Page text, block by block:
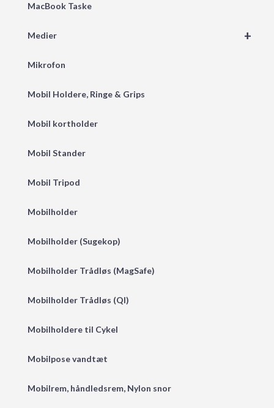
MacBook Taske
+
Medier
Mikrofon
Mobil Holdere, Ringe & Grips
Mobil kortholder
Mobil Stander
Mobil Tripod
Mobilholder
Mobilholder (Sugekop)
Mobilholder Trådløs (MagSafe)
Mobilholder Trådløs (QI)
Mobilholdere til Cykel
Mobilpose vandtæt
Mobilrem, håndledsrem, Nylon snor